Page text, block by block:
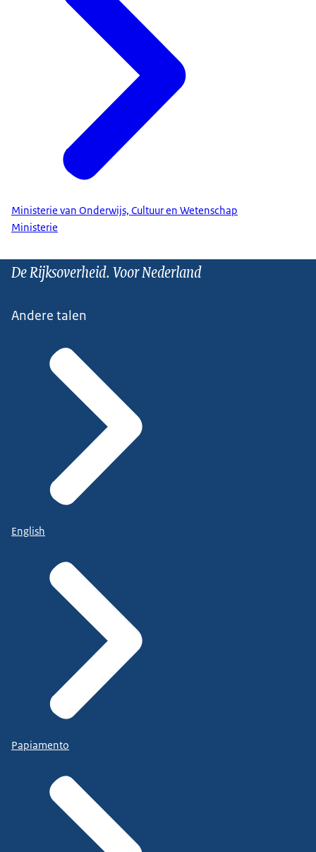
Ministerie van Onderwijs, Cultuur en Wetenschap
Ministerie
De Rijksoverheid. Voor Nederland
Andere talen
English
Papiamento